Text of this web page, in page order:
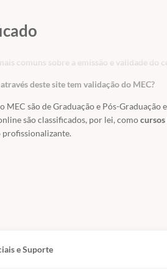
comuns sobre a emissão e validade do
deste site tem validação do MEC?
MEC são de Graduação e Pós-
são classificados, por lei, como
profissionalizante.
não-formal com duração variável, a
e é um incentivo a sociedade
CREA, CRC e CRM?
e Suporte